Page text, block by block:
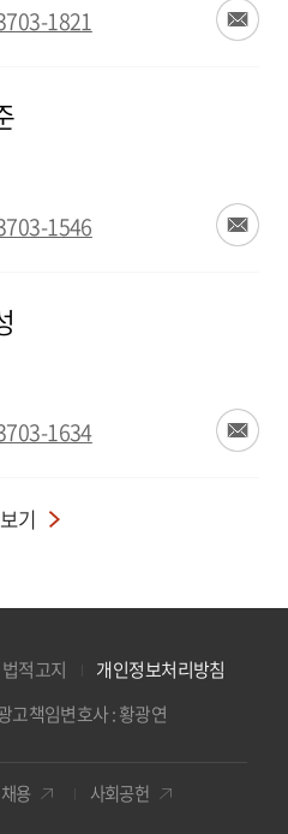
1821
1546
1634
기
법적고지
개인정보처리방침
고책임변호사 : 황광연
채용 사회공헌